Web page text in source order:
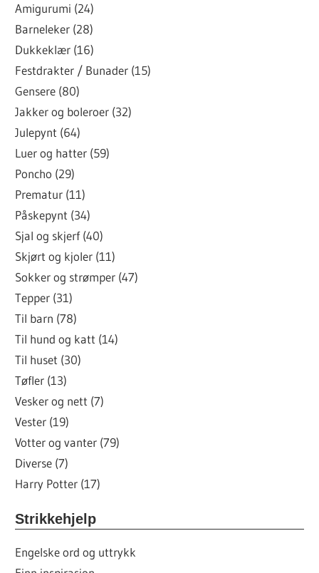
Amigurumi (24)
Barneleker (28)
Dukkeklær (16)
Festdrakter / Bunader (15)
Gensere (80)
Jakker og boleroer (32)
Julepynt (64)
Luer og hatter (59)
Poncho (29)
Prematur (11)
Påskepynt (34)
Sjal og skjerf (40)
Skjørt og kjoler (11)
Sokker og strømper (47)
Tepper (31)
Til barn (78)
Til hund og katt (14)
Til huset (30)
Tøfler (13)
Vesker og nett (7)
Vester (19)
Votter og vanter (79)
Diverse (7)
Harry Potter (17)
Strikkehjelp
Engelske ord og uttrykk